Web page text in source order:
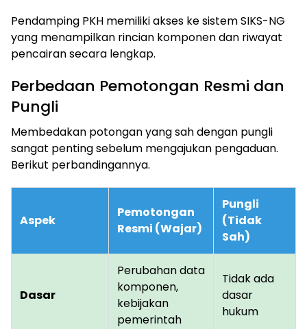
Pendamping PKH memiliki akses ke sistem SIKS-NG
yang menampilkan rincian komponen dan riwayat
pencairan secara lengkap.
Perbedaan Pemotongan Resmi dan
Pungli
Membedakan potongan yang sah dengan pungli
sangat penting sebelum mengajukan pengaduan.
Berikut perbandingannya.
Aspek
Pemotongan
Resmi (Wajar)
Pungli
(Tidak
Sah)
Dasar
Perubahan data
komponen,
kebijakan
pemerintah
Tidak ada
dasar
hukum